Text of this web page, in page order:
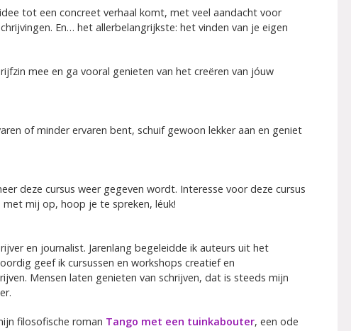
tot een concreet verhaal komt, met veel aandacht voor
En… het allerbelangrijkste: het vinden van je eigen
mee en ga vooral genieten van het creëren van jóuw
of minder ervaren bent, schuif gewoon lekker aan en geniet
deze cursus weer gegeven wordt. Interesse voor deze cursus
met mij op, hoop je te spreken, léuk!
en journalist. Jarenlang begeleidde ik auteurs uit het
geef ik cursussen en workshops creatief en
Mensen laten genieten van schrijven, dat is steeds mijn
filosofische roman Tango met een tuinkabouter, een ode